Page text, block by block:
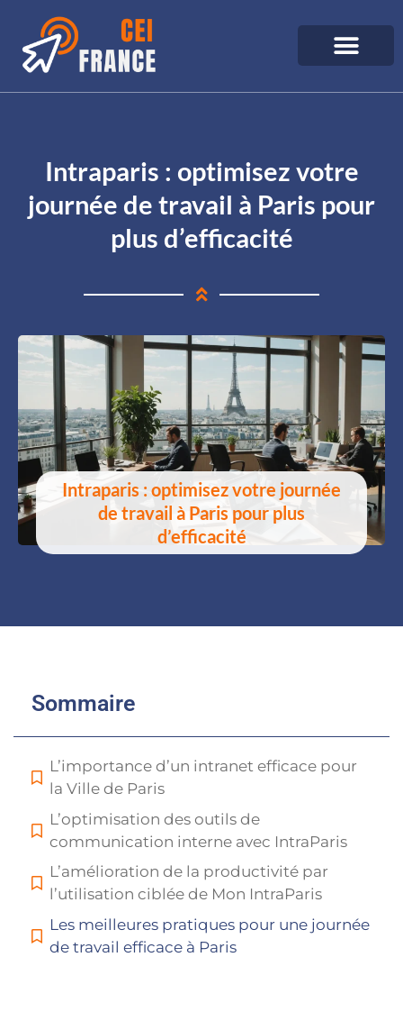
Intraparis : optimisez votre
journée de travail à Paris pour
plus d’efficacité
Intraparis : optimisez votre journée
de travail à Paris pour plus
d’efficacité
Sommaire
L’importance d’un intranet efficace pour
la Ville de Paris
L’optimisation des outils de
communication interne avec IntraParis
L’amélioration de la productivité par
l’utilisation ciblée de Mon IntraParis
Les meilleures pratiques pour une journée
de travail efficace à Paris